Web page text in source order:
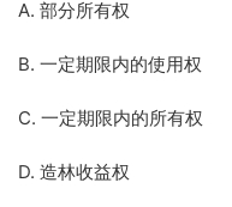
A. 部分所有权
B. 一定期限内的使用权
C. 一定期限内的所有权
D. 造林收益权